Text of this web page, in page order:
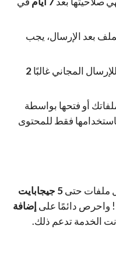
بعد الإرسال، يجب
المجاني غالبًا2
أو فتحها بواسطة
فقط للمحتوى
ملفات حتى5 جيجابايت
إضافة
الخدمة تدعم ذلك.